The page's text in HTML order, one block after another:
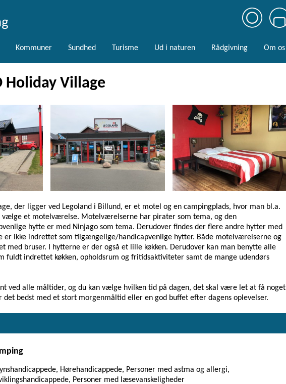
Kommuner Sundhed Turisme Ud i naturen Rådgivning Om os
Holiday Village
der ligger ved Legoland i Billund, er et motel og en campingplads, hvor man bl.a.
vælge et motelværelse. Motelværelserne har pirater som tema, og den
hytte er med Ninjago som tema. Derudover findes der flere andre hytter med
er ikke indrettet som tilgængelige/handicapvenlige hytter. Både motelværelserne og
med bruser. I hytterne er der også et lille køkken. Derudover kan man benytte alle
fuldt indrettet køkken, opholdsrum og fritidsaktiviteter samt de mange udendørs
ved alle måltider, og du kan vælge hvilken tid på dagen, det skal være let at få noget
det bedst med et stort morgenmåltid eller en god buffet efter dagens oplevelser.
Hørehandicappede, Personer med astma og allergi,
Personer med læsevanskeligheder